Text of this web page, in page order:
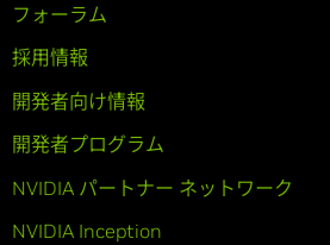
フォーラム
採用情報
開発者向け情報
開発者プログラム
NVIDIA パートナー ネットワーク
NVIDIA Inception